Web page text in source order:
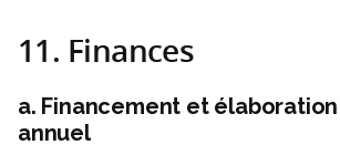
11. Finances
a. Financement et
annuel